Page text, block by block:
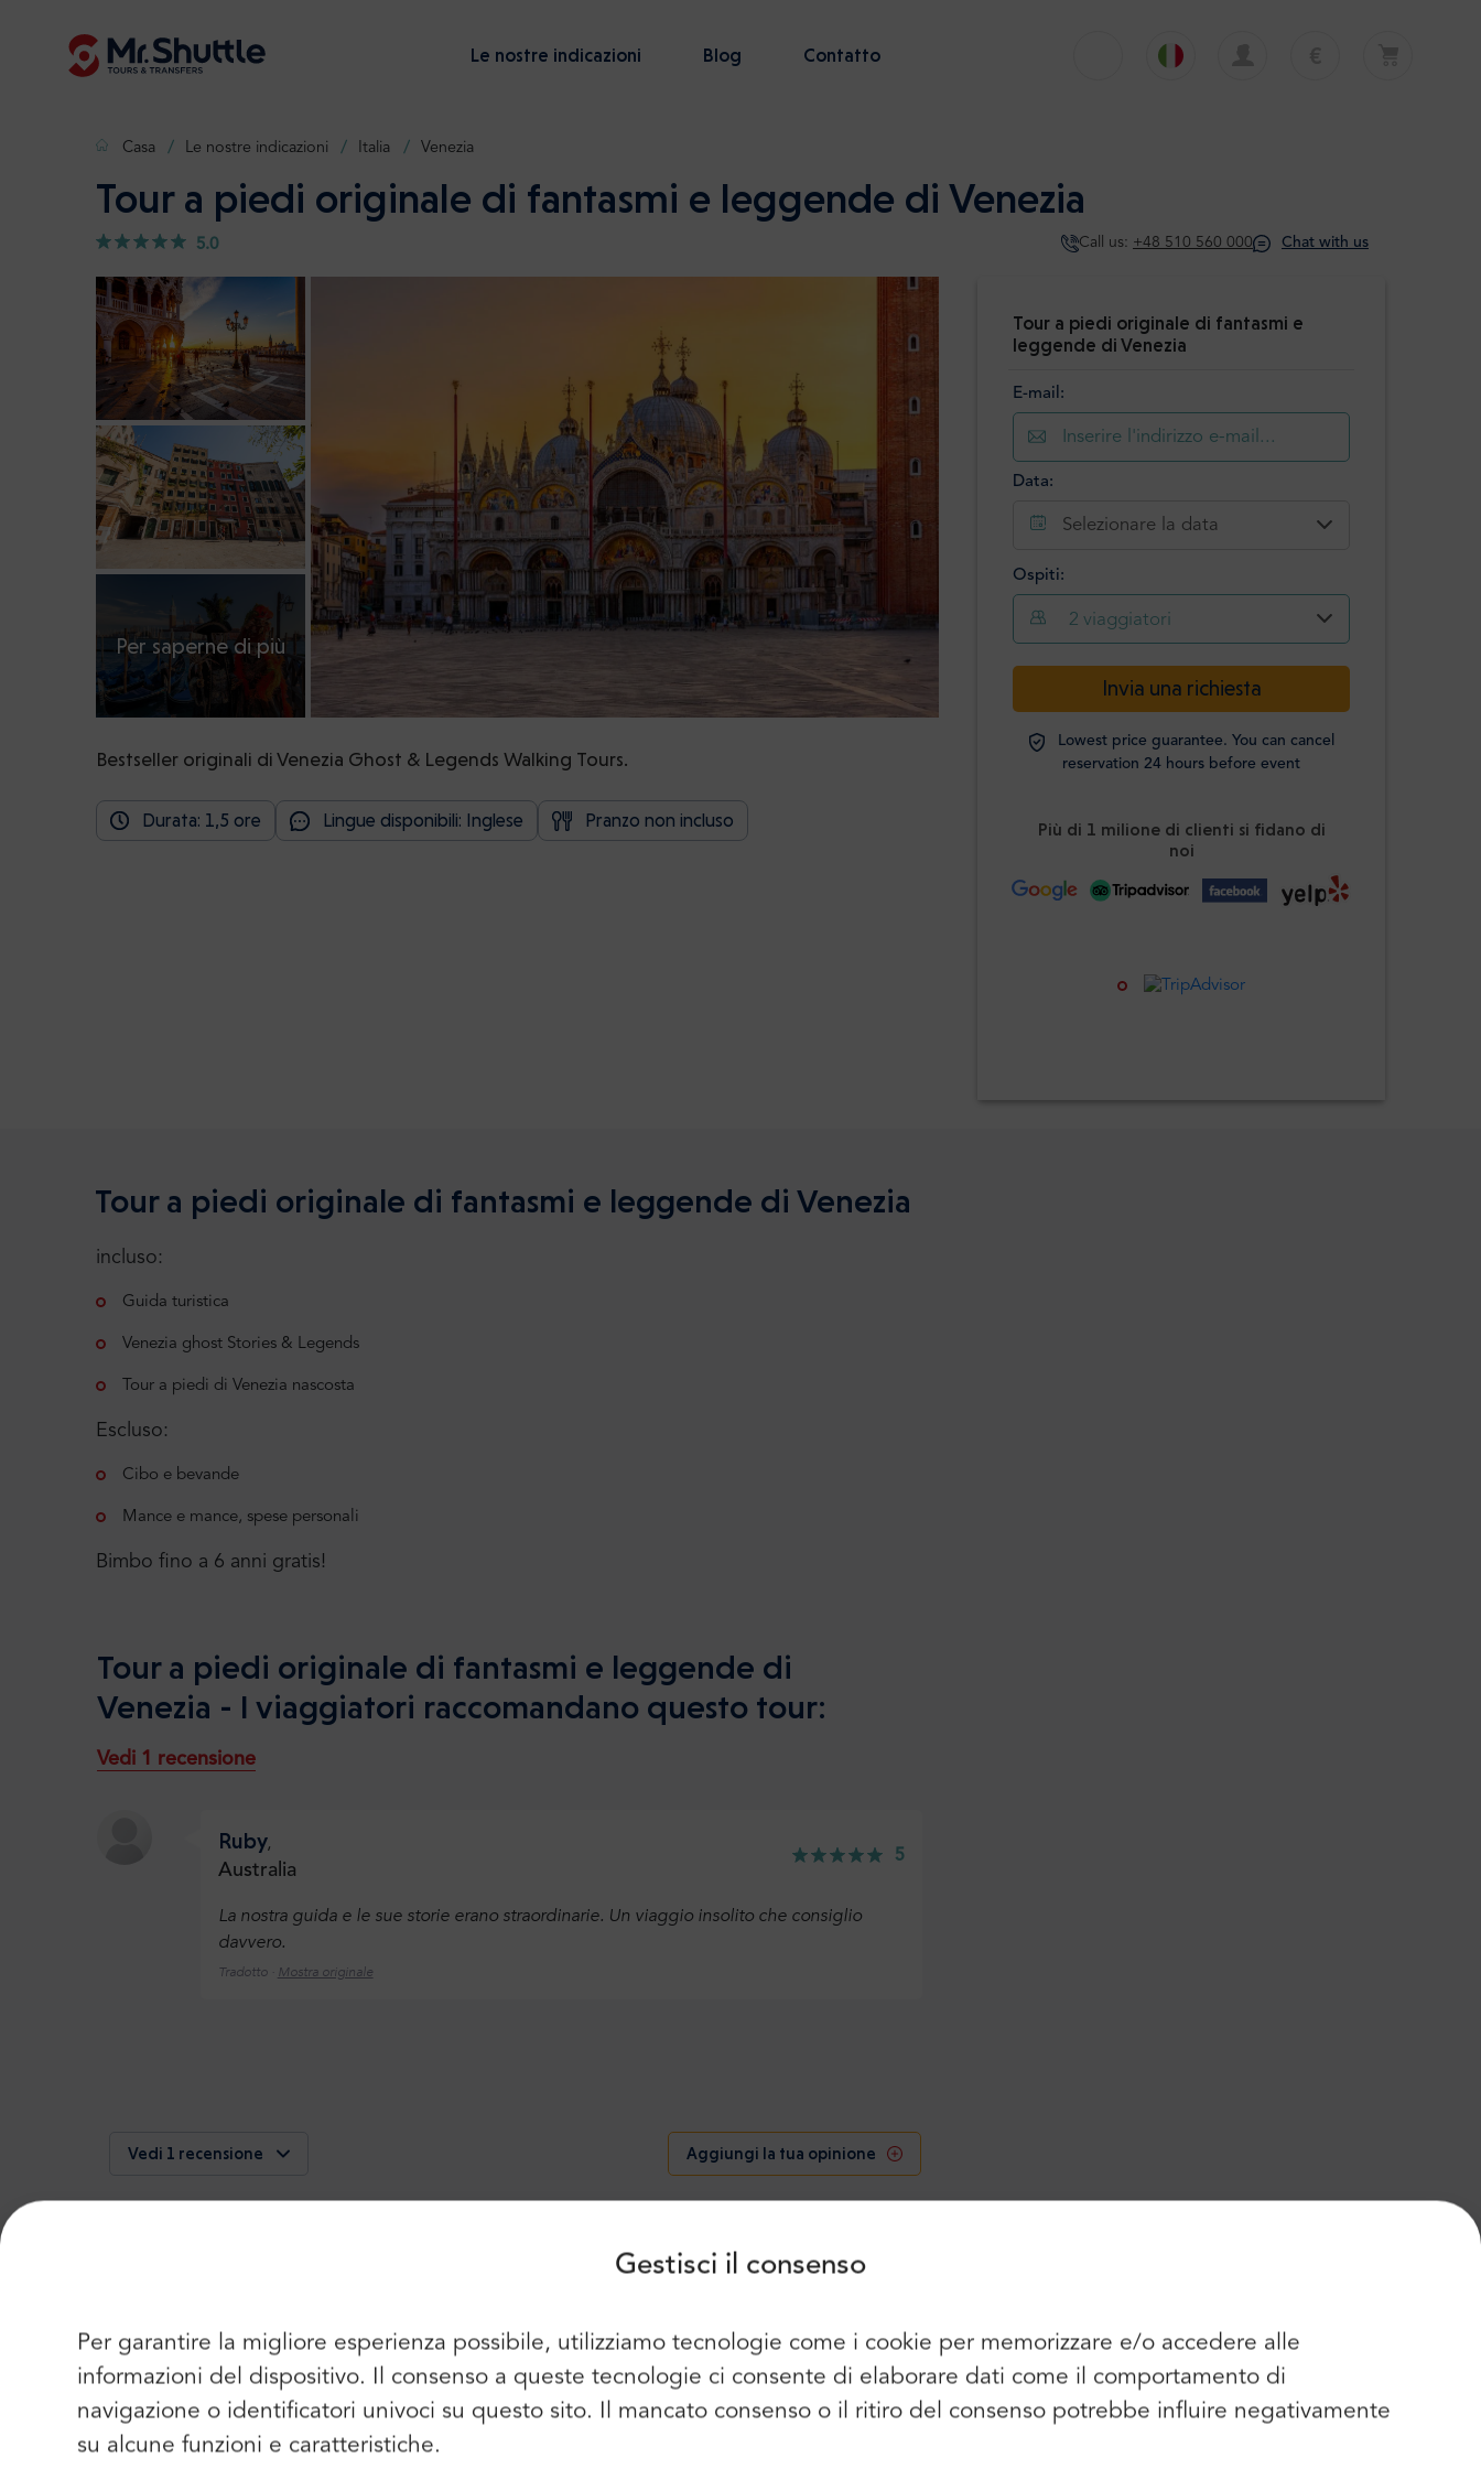
Gestisci il consenso
Per garantire la migliore esperienza possibile, utilizziamo tecnologie come i cookie per memorizzare e/o accedere alle
informazioni del dispositivo. Il consenso a queste tecnologie ci consente di elaborare dati come il comportamento di
navigazione o identificatori univoci su questo sito. Il mancato consenso o il ritiro del consenso potrebbe influire negativamente
su alcune funzioni e caratteristiche.
Le nostre indicazioni Blog Contatto
Italiano $
trasferimento
Casa Le nostre indicazioni Italia Venezia
Tour a piedi originale di fantasmi e leggende di Venezia
5.0 Call us: +48 510 560 000 Chat with us
Per saperne di più
Bestseller originali di Venezia Ghost & Legends Walking Tours.
Durata: 1,5 ore Lingue disponibili: Inglese Pranzo non incluso
Tour a piedi originale di fantasmi e
leggende di Venezia
E-mail:
Data:
Selezionare la data
Ospiti:
2 viaggiatori
Passeggeri -
Studenti -
I bambini - +
Invia una richiesta
Lowest price guarantee. You can cancel
reservation 24 hours before event
Più di 1 milione di clienti si fidano di
noi
Tour a piedi originale di fantasmi e leggende di Venezia
incluso:
Guida turistica
Venezia ghost Stories & Legends
Tour a piedi di Venezia nascosta
Escluso:
Cibo e bevande
Mance e mance, spese personali
Bimbo fino a 6 anni gratis!
Tour a piedi originale di fantasmi e leggende di
Venezia - I viaggiatori raccomandano questo tour:
Vedi 1 recensione
Ruby,
Australia
5
La nostra guida e le sue storie erano straordinarie. Un viaggio insolito che consiglio
davvero.
Tradotto · Mostra originale
Vedi 1 recensione Aggiungi la tua opinione
Abbiamo inventato questo tour sul mercato e siamo i migliori.
Continuare a utilizzare i seguenti
È possibile utilizzare anche l'e-mail e
la password:
Nome: